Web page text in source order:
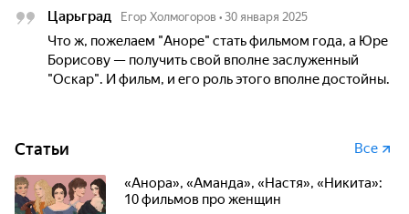
Царьград Егор Холмогоров • 30 января 2025
Что ж, пожелаем "Аноре" стать фильмом года, а Юре
Борисову — получить свой вполне заслуженный
"Оскар". И фильм, и его роль этого вполне достойны.
Статьи Все
«Анора», «Аманда», «Настя», «Никита»:
10 фильмов про женщин